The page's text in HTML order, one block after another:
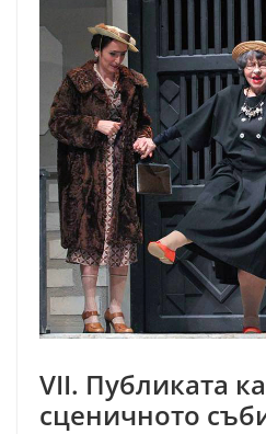
VII. Публиката
сценичното